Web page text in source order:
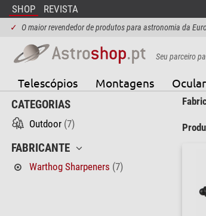
SHOP REVISTA
✓ O maior revendedor de produtos para astronomia da
Seu parceiro
Telescópios Montagens
CATEGORIAS
Outdoor (7)
FABRICANTE
Warthog Sharpeners (7)